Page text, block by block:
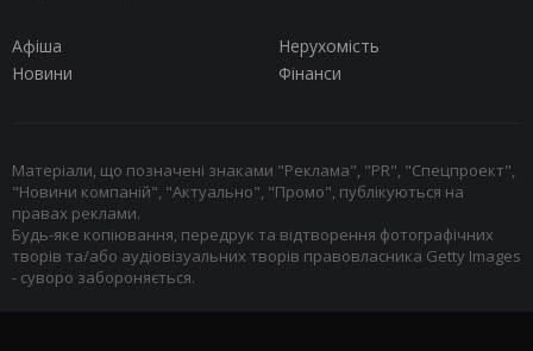
Афіша
Нерухомість
Новини
Фінанси
Матеріали, що позначені знаками "Реклама", "PR", "Спецпроект",
"Новини компаній", "Актуально", "Промо", публікуються на
правах реклами.
Будь-яке копіювання, передрук та відтворення фотографічних
творів та/або аудіовізуальних творів правовласника Getty Images
- суворо забороняється.